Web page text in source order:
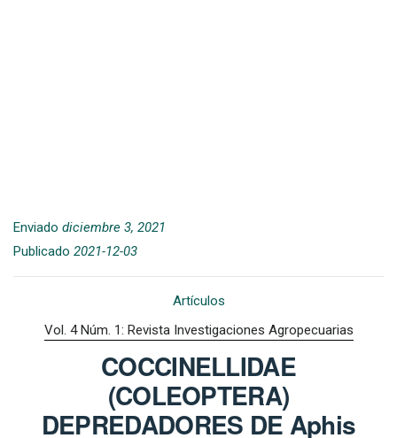
Enviado diciembre 3, 2021
Publicado 2021-12-03
Artículos
Vol. 4 Núm. 1: Revista Investigaciones Agropecuarias
COCCINELLIDAE
(COLEOPTERA)
DEPREDADORES DE Aphis